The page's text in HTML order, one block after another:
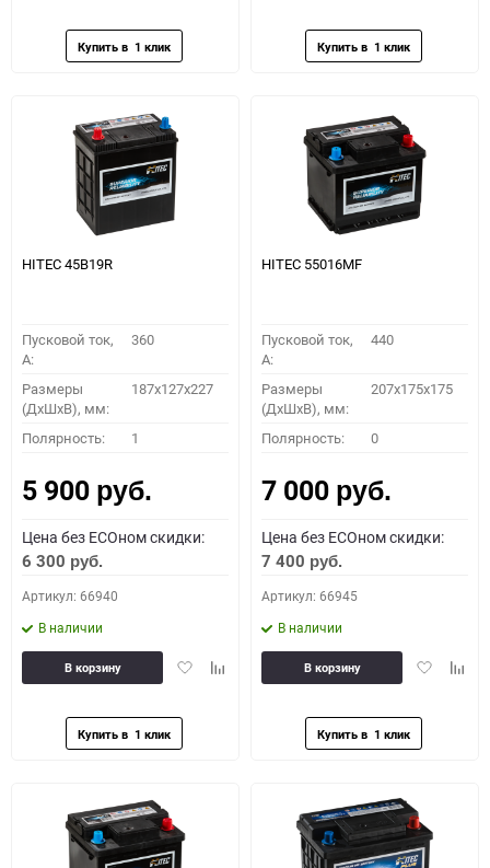
HITEC 45B19R
Пусковой ток,
A:
360
Размеры
(ДхШхВ), мм:
187x127x227
Полярность: 1
5 900 руб.
Цена без ECOном скидки:
6 300 руб.
Артикул: 66940
В наличии
ДобавитьДобавить
В корзину
HITEC 55016MF
Пусковой ток,
A:
440
Размеры
(ДхШхВ), мм:
207x175x175
Полярность: 0
7 000 руб.
Цена без ECOном скидки:
7 400 руб.
Артикул: 66945
В наличии
Добавить
В корзину